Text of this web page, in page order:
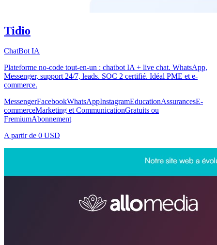
Tidio
ChatBot IA
Plateforme no-code tout-en-un : chatbot IA + live chat. WhatsApp,
Messenger, support 24/7, leads. SOC 2 certifié. Idéal PME et e-
commerce.
MessengerFacebookWhatsAppInstagramEducationAssurancesE-
commerceMarketing et CommunicationGratuits ou
FremiumAbonnement
A partir de 0 USD